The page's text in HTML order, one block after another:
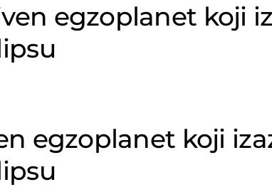
egzoplanet koji
egzoplanet koji